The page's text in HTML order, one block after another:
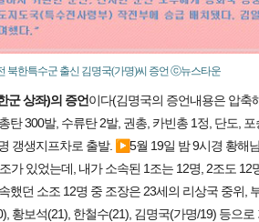
북한특수군 출신 김명국(가명)씨 증언 ⓒ뉴스타운
군 상좌)의 증언이다(김명국의 증언내용은 압
300발, 수류탄 2발, 권총, 카빈총 1정, 단도,
갱생지프차로 출발. ▶5월 19일 밤 9시경 황해
있었는데, 내가 소속된 1조는 12명, 2조도 12
던 소조 12명 중 조장은 23세의 리상국 중위,
황보석(21), 한철수(21), 김명국(가명/19) 등으